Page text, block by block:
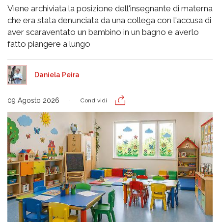
Viene archiviata la posizione dell'insegnante di materna
che era stata denunciata da una collega con l'accusa di
aver scaraventato un bambino in un bagno e averlo
fatto piangere a lungo
Daniela Peira
09 Agosto 2026 Condividi